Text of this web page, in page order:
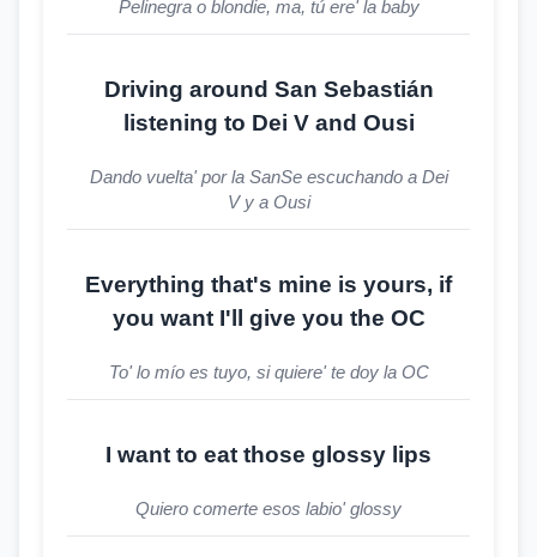
Pelinegra o blondie, ma, tú ere' la baby
Driving around San Sebastián
listening to Dei V and Ousi
Dando vuelta' por la SanSe escuchando a Dei
V y a Ousi
Everything that's mine is yours, if
you want I'll give you the OC
To' lo mío es tuyo, si quiere' te doy la OC
I want to eat those glossy lips
Quiero comerte esos labio' glossy